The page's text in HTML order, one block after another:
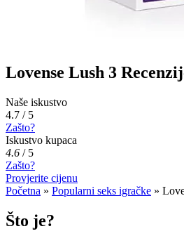
Lovense Lush 3
Naše iskustvo
4.7 / 5
Zašto?
Iskustvo kupaca
4.6 / 5
Zašto?
Provjerite cijenu
Početna » Popularni seks igračke »
Što je?